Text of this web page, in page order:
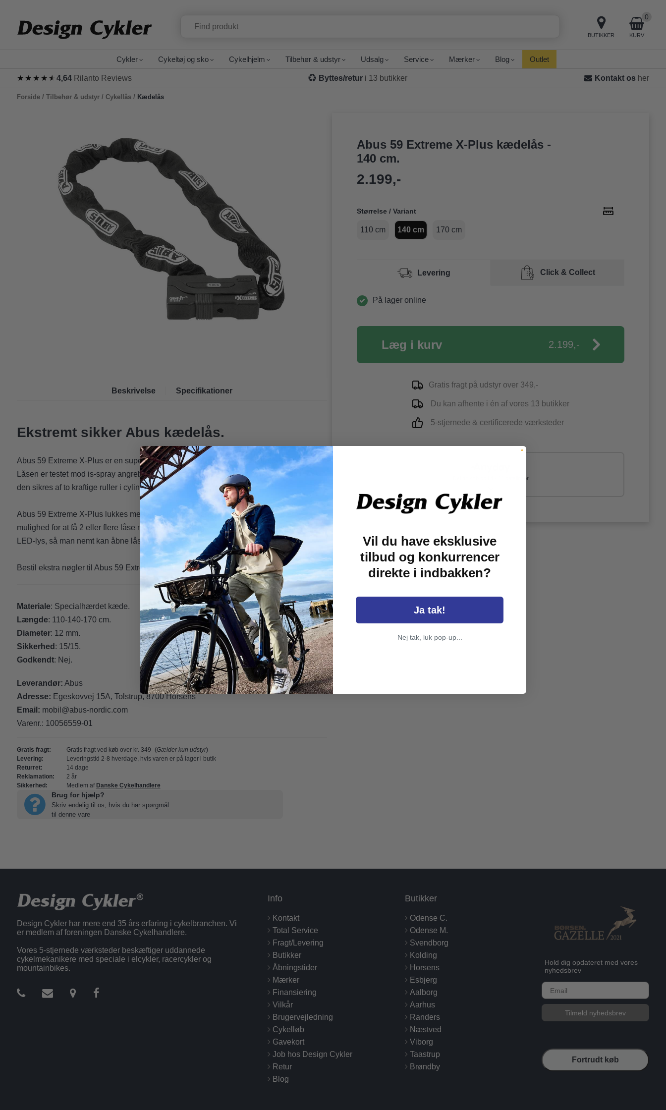
BUTIKKER KURV
0
Cykler Cykeltøj og sko Cykelhjelm Tilbehør & udstyr Udsalg Service Mærker Blog Outlet
★★★★★
★★★★★ 4,64Rilanto Reviews Byttes/retur i 13 butikker Kontakt os her
Forside/ Tilbehør & udstyr/ Cykellås/ Kædelås
Beskrivelse Specifikationer
Ekstremt sikker Abus kædelås.
Abus 59 Extreme X-Plus er en super stærk kædelås til beskyttelse af din cykel.
Låsen er testet mod is-spray angreb. I denne kædelås er der ingen svage led, og
den sikres af to kraftige ruller i cylinderen.
Abus 59 Extreme X-Plus lukkes med en boks, som åbnes med en nøgle. Der er
mulighed for at få 2 eller flere låse med til samme nøgle. I nøglen er der indbygget
LED-lys, så man nemt kan åbne låsen i mørke.
Bestil ekstra nøgler til Abus 59 Extreme X-Plus HER.
Materiale: Specialhærdet kæde.
Længde: 110-140-170 cm.
Diameter: 12 mm.
Sikkerhed : 15/15.
Godkendt: Nej.
Leverandør: Abus
Adresse: Egeskovvej 15A, Tolstrup, 8700 Horsens
Email: mobil@abus-nordic.com
Varenr.: 10056559-01
Gratis fragt: Gratis fragt ved køb over kr. 349- (Gælder kun udstyr)
Levering:
Leveringstid 2-8 hverdage, hvis varen er på lager i butik
Returret:
14 dage
Reklamation:
2 år
Sikkerhed:
Medlem af Danske Cykelhandlere
Brug for hjælp?
Skriv endelig til os, hvis du har spørgmål
til denne vare
Abus 59 Extreme X-Plus kædelås -
140 cm.
2.199,-
Størrelse / Variant
110 cm 140 cm 170 cm
Levering Click & Collect
På lager online
Læg i kurv 2.199,-
Gratis fragt på udstyr over 349,-
Du kan afhente i én af vores 13 butikker
5-stjernede & certificerede værksteder
Del dit køb op i 4 - 24 betalinger
Design Cykler har mere end 35 års erfaring i cykelbranchen. Vi
er medlem af foreningen Danske Cykelhandlere.
Vores 5-stjernede værksteder beskæftiger uddannede
cykelmekanikere med speciale i elcykler, racercykler og
mountainbikes.
Info
Kontakt
Total Service
Fragt/Levering
Butikker
Åbningstider
Mærker
Finansiering
Vilkår
Brugervejledning
Cykelløb
Gavekort
Job hos Design Cykler
Retur
Blog
Butikker
Odense C.
Odense M.
Svendborg
Kolding
Horsens
Esbjerg
Aalborg
Aarhus
Randers
Næstved
Viborg
Taastrup
Brøndby
Hold dig opdateret med vores
nyhedsbrev
E-mail
Tilmeld nyhedsbrev
Fortrudt køb
Vil du have eksklusive
tilbud og konkurrencer
direkte i indbakken?
Ja tak!
Nej tak, luk pop-up...